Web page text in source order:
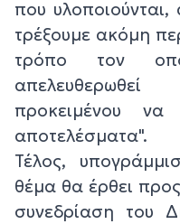
που
τρέξουμε ακόμη
τρόπο τον
προκειμένου να
αποτελέσματα".
Τέλος,
θέμα θα έρθει
συνεδρίαση του